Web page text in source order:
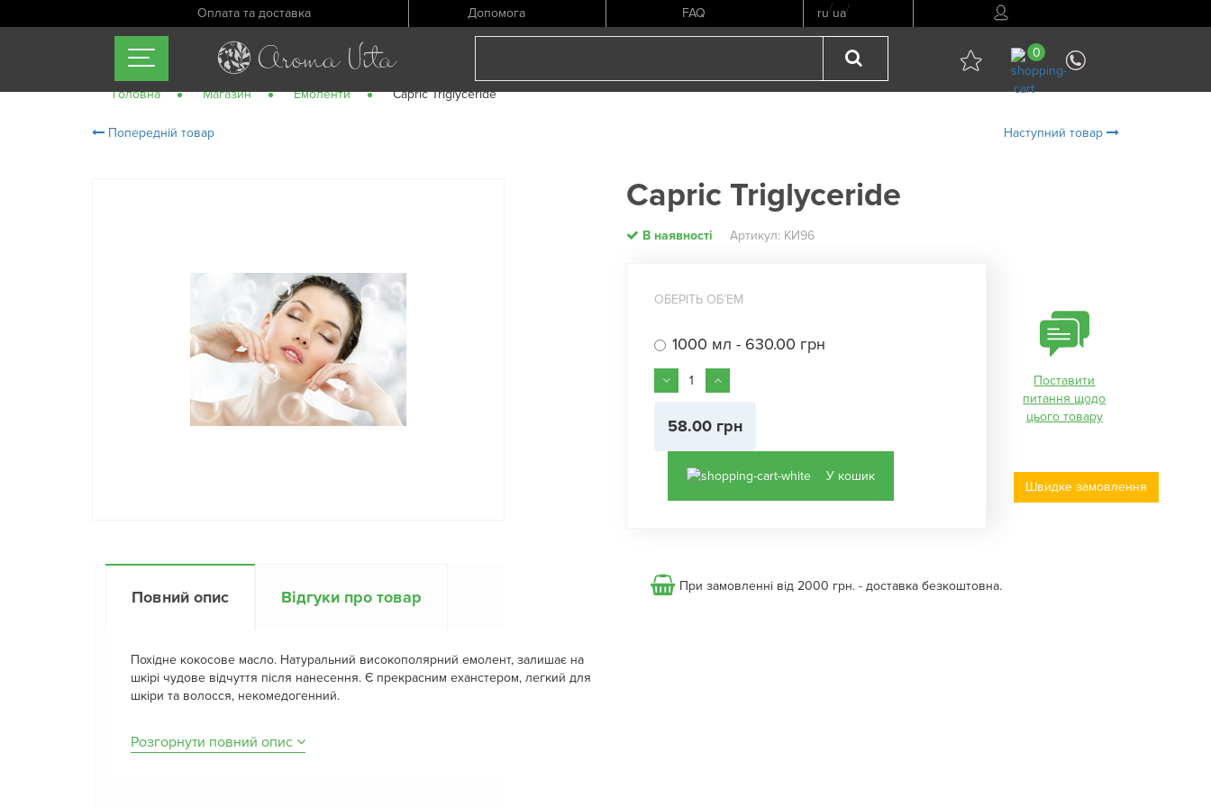
Оплата та доставка Допомога FAQ ru/ua/
0
Головна Магазин Емоленти Capric Triglyceride
Попередній товар Наступний товар
Повний опис Відгуки про товар
Похідне кокосове масло. Натуральний високополярний емолент, залишає на
шкірі чудове відчуття після нанесення. Є прекрасним еханстером, легкий для
шкіри та волосся, некомедогенний.
Розгорнути повний опис
Capric Triglyceride
В наявності Артикул: КИ96
ОБЕРІТЬ ОБʼЕМ
1000 мл - 630.00 грн
58.00 грн
У кошик
Поставити
питання щодо
цього товару
Швидке замовлення
При замовленні від 2000 грн. - доставка безкоштовна.